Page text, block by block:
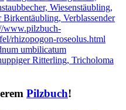
Wiesenstäubling,
Birkentäubling, Verblassender
www.pilzbuch-
rhizopogon-roseolus.html
umbilicatum
Ritterling, Tricholoma
Pilzbuch!